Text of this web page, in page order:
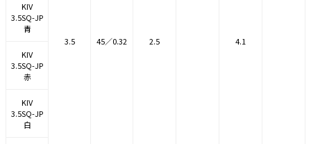
3.5 45／0.32 2.5 4.1
KIV
3.5SQ-JP
青
KIV
3.5SQ-JP
赤
KIV
3.5SQ-JP
白